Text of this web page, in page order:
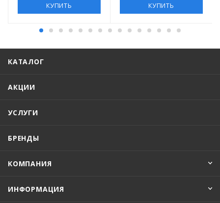
КУПИТЬ КУПИТЬ
КАТАЛОГ
АКЦИИ
УСЛУГИ
БРЕНДЫ
КОМПАНИЯ
ИНФОРМАЦИЯ